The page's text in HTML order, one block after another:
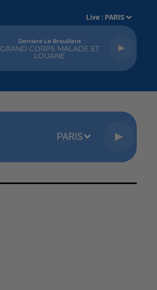
Live : PARIS
Derriere Le Brouillard
GRAND CORPS MALADE ET
LOUANE
PARIS